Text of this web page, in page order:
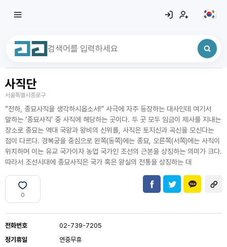
최근 검색어
사직단
서울특별시종로구
“전하, 종묘사직을 생각하시옵소서!” 사극에 자주 등장하는 대사인데 여기서
말하는 ‘종묘사직’ 중 사직에 해당하는 곳이다. 두 곳 모두 임금이 제사를 지내는
장소로 종묘는 역대 국왕과 왕비의 신위를, 사직은 토지신과 곡신을 모신다는
점이 다르다. 경복궁을 중심으로 왼쪽(동쪽)에는 종묘, 오른쪽(서쪽)에는 사직이
위치하며 이는 유교 국가이자 농업 국가인 조선의 근본을 상징하는 의미가 크다.
따라서 조선시대에 종묘사직은 국가 혹은 왕실의 전통을 상징하는 대
0
전화번호
02-739-7205
정기휴일
연중무휴